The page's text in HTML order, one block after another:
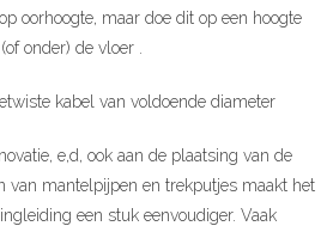
oorhoogte, maar doe dit op een hoogte
onder) de vloer .
kabel van voldoende diameter
e,d, ook aan de plaatsing van de
van mantelpijpen en trekputjes maakt het
een stuk eenvoudiger. Vaak